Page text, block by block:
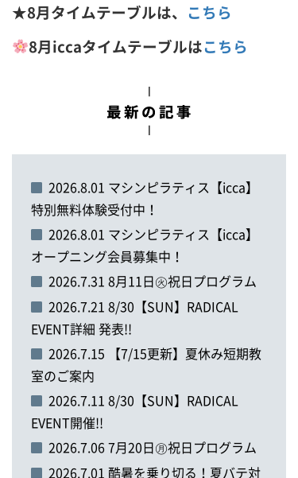
★8月タイムテーブルは、 こちら
8月iccaタイムテーブルはこちら
2026.8.01 マシンピラティス【icca】
特別無料体験受付中！
2026.8.01 マシンピラティス【icca】
オープニング会員募集中！
2026.7.31 8月11日㊋祝日プログラム
2026.7.21 8/30【SUN】RADICAL
EVENT詳細 発表!!
2026.7.15 【7/15更新】夏休み短期教
室のご案内
2026.7.11 8/30【SUN】RADICAL
EVENT開催!!
2026.7.06 7月20日㊊祝日プログラム
2026.7.01 酷暑を乗り切る！夏バテ対